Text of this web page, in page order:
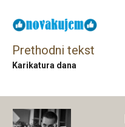
Prethodni tekst
Karikatura dana